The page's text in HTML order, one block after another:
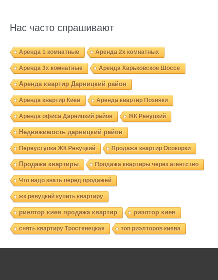
Нас часто спрашивают
Аренда 1 комнатные Аренда 2х комнатных
Аренда 3х комнатные Аренда Харьковское Шоссе
Аренда квартир Дарницкий район
Аренда квартир Киев Аренда квартир Позняки
Аренда офиса Дарницкий район ЖК Ревуцкий
Недвижимость дарницкий район
Переуступка ЖК Ревуцкий Продажа квартир Осокорки
Продажа квартиры Продажа квартиры через агентство
Что надо знать перед продажей
жк ревуцкий купить квартиру
риелтор киев продажа квартир риэлтор киев
снять квартиру Тростянецкая топ риэлторов киева